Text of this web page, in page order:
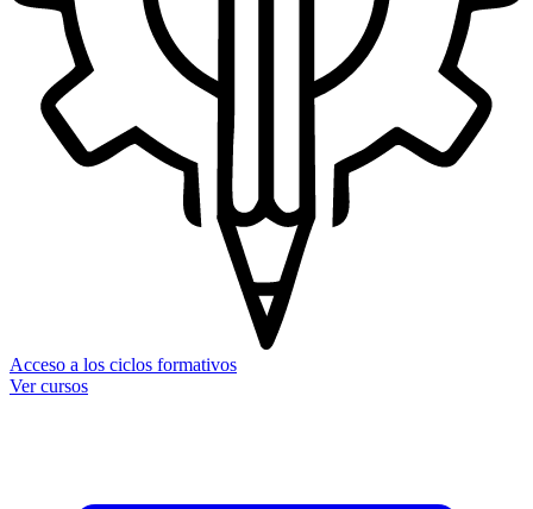
Acceso a los ciclos formativos
Ver cursos